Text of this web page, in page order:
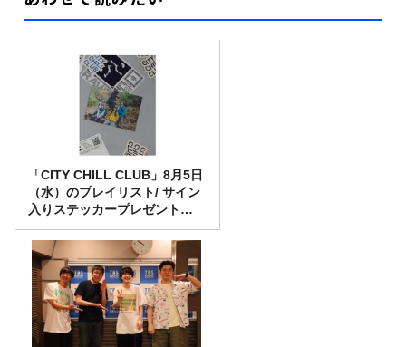
「CITY CHILL CLUB」8月5日
（水）のプレイリスト/ サイン
入りステッカープレゼント有
り